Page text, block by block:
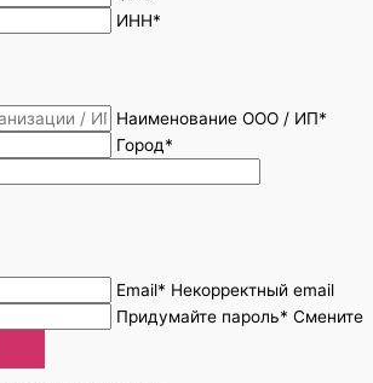
ИНН*
Наименование ООО / ИП*
Город*
Email* Некорректный email
Придумайте пароль* Смените